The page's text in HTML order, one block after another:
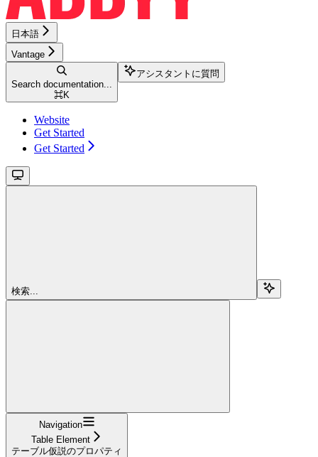
日本語
Vantage
Search documentation...
⌘K
アシスタントに質問
Website
Get Started
Get Started
検索...
Navigation
Table Element
テーブル仮説のプロパティ